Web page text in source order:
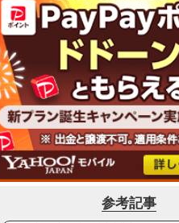
参考記事